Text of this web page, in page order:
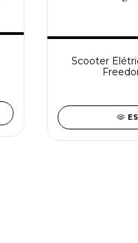
Scooter